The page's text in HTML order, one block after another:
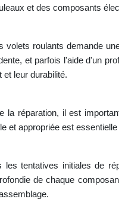
et des composants
volets roulants demande
et parfois l'aide d'un
et leur durabilité.
la réparation, il est
et appropriée est
les tentatives initiales de
de chaque